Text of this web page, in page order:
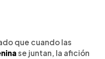
que cuando las
se juntan, la afición